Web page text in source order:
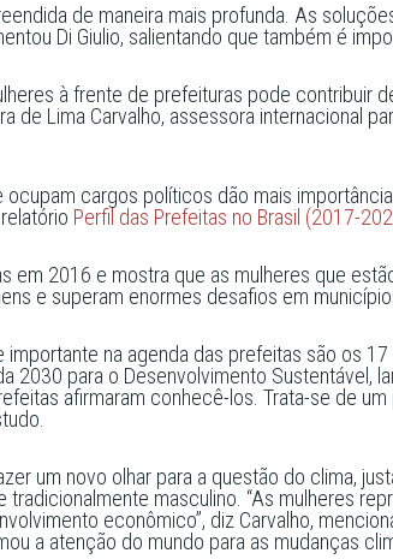
de maneira mais profunda. As
Di Giulio, salientando que também é
à frente de prefeituras pode contribuir
de Lima Carvalho, assessora internacional
cargos políticos dão mais
Perfil das Prefeitas no Brasil (2017-
em 2016 e mostra que as mulheres que
e superam enormes desafios em
na agenda das prefeitas são os
2030 para o Desenvolvimento Sustentável,
afirmaram conhecê-los. Trata-se de
um novo olhar para a questão do clima,
masculino. “As mulheres
econômico”, diz Carvalho,
a atenção do mundo para as mudanças